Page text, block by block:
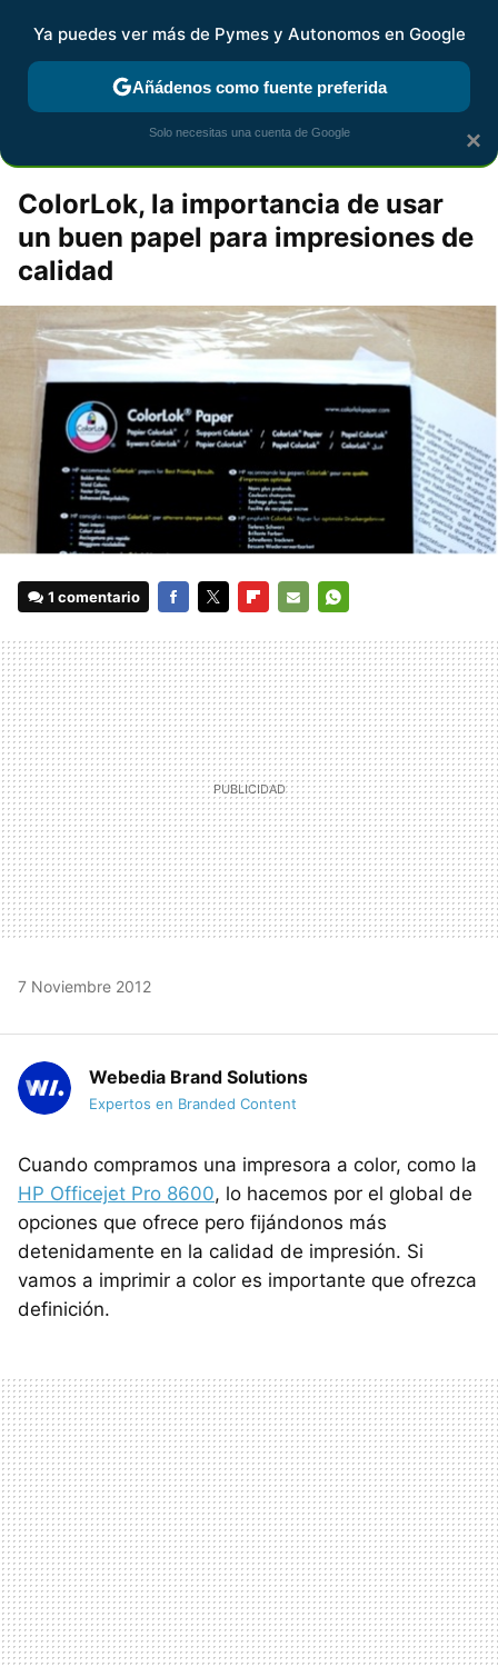
marca que se menciona +info
espaciopymeshp
ColorLok, la importancia de usar
un buen papel para impresiones de
calidad
1 comentario
MAIL
7 Noviembre 2012
Webedia Brand Solutions
Expertos en Branded Content
Cuando compramos una impresora a color, como la
HP Officejet Pro 8600, lo hacemos por el global de
opciones que ofrece pero fijándonos más
detenidamente en la calidad de impresión. Si
vamos a imprimir a color es importante que ofrezca
definición.
×
Ya puedes ver más de Pymes y Autonomos en Google
Añádenos como fuente preferida
Solo necesitas una cuenta de Google